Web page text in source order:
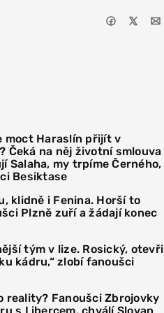
moct Haraslín přijít v
Čeká na něj životní smlouva
Salaha, my trpíme Černého,
Besiktase
klidně i Fenina. Horší to
Plzně zuří a žádají konec
tým v lize. Rosický, otevři
kádru,“ zlobí fanoušci
reality? Fanoušci Zbrojovky